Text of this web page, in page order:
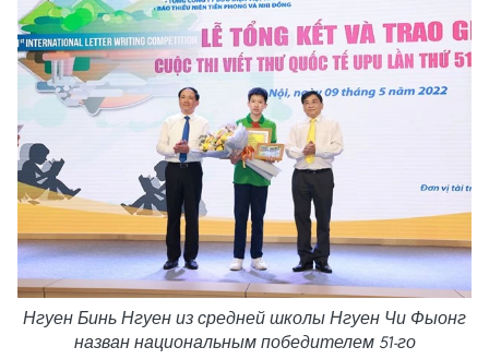
Нгуен Бинь Нгуен из средней школы Нгуен Чи Фыонг
назван национальным победителем 51-го